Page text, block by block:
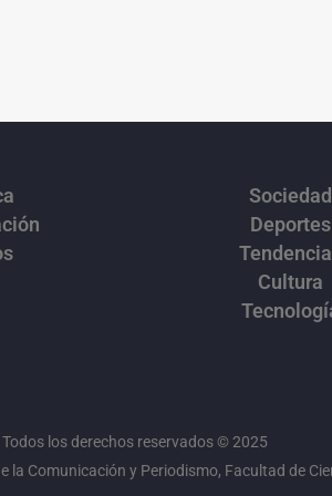
Sociedad
Deportes
Cultura
Todos los derechos reservados © 2025
la Comunicación y Periodismo, Facultad de